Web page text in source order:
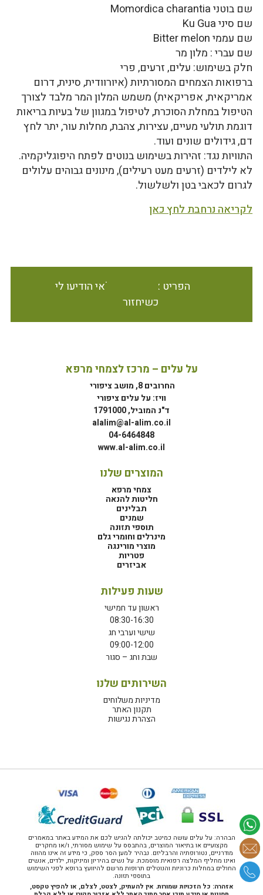
שם בוטני Momordica charantia
שם סיני Ku Gua
שם עממי Bitter melon
שם עברי : מלון מר
חלק בשימוש: עלים, זרעים, פרי
ברפואות הצמחים המסורתיות (איורוודית, סינית, דרום
אמריקאית, אפריקאית) משמש המלון המר מלבד לצורך
הטיפול במחלת הסוכרת, לטיפול במגוון של בעיות בריאות
דוגמת תולעי מעיים, עצירות, צהבת, מחלות עור, יתר לחץ
דם, גידולים שונים ועוד.
התוויות נגד: זהירות בשימוש בנוטים לפתח היפוגליקמיה.
לא לילדים (זרעים מעט רעילים), מינונים גבוהים עלולים
לגרום לכאבי בטן ולשלשול.
לקריאה נרחבת לחץ כאן
הפריט אינו זמין במלאי הודיעו לי
כשיחזור
על עלים – מרכז לצמחי מרפא
החרובים 8, מושב ציפורי
וויז: על עלים ציפורי
ד"נ המוביל, 1791000
alalim@al-alim.co.il
04-6464848
www.al-alim.co.il
המוצרים שלנו
צמחי מרפא
חליטות להנאה
תבלינים
שמנים
תוספי תזונה
מינרלים וחומרי גלם
מוצרי מורינגה
פטריות
אביזרים
שעות פעילות
ראשון עד חמישי
08:30-16:30
שישי וערבי חג
09:00-12:00
שבת וחג – סגור
השירותים שלנו
מדיניות משלוחים
תקנון האתר
הצהרת נגישות
הבהרה: על עלים עושה כמיטב יכולתה להגיש לכם את המידע באתר במאמרים
מקצועיים או בתיאור המוצרים, בהתבסס על שימוש מסורתי, ו/או מחקרים
מודרניים, נטורופתיה והרבליזם. נבהיר למען הסר ספק, כי מידע זה אינו מהווה
ואינו מחליף המלצה רפואית מוסמכת. על נשים בהיריון ומיניקות, ילדים, אנשים
החולים במחלות כרוניות והנוטלים תרופות מרשם להיוועץ ברופא לפני השימוש
בתוספי תזונה.
אזהרה: כל הזכויות שמורות. אין להעתיק, לצטט, לצלם, או להפיץ טקסט,